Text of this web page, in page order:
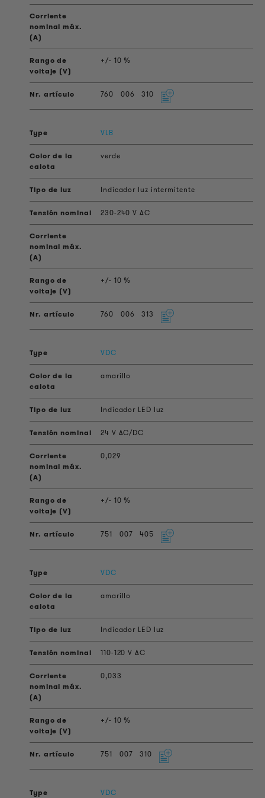
+/- 10 %
760 006 310
VLB
verde
Indicador luz intermitente
230-240 V AC
+/- 10 %
760 006 313
VDC
amarillo
Indicador LED luz
24 V AC/DC
0,029
+/- 10 %
751 007 405
VDC
amarillo
Indicador LED luz
110-120 V AC
0,033
+/- 10 %
751 007 310
VDC